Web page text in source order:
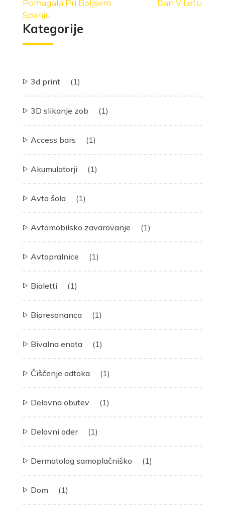
Pomagala Pri Boljšem
Spanju
Dan V Letu
Kategorije
3d print (1)
3D slikanje zob (1)
Access bars (1)
Akumulatorji (1)
Avto šola (1)
Avtomobilsko zavarovanje (1)
Avtopralnice (1)
Bialetti (1)
Bioresonanca (1)
Bivalna enota (1)
Čiščenje odtoka (1)
Delovna obutev (1)
Delovni oder (1)
Dermatolog samoplačniško (1)
Dom (1)